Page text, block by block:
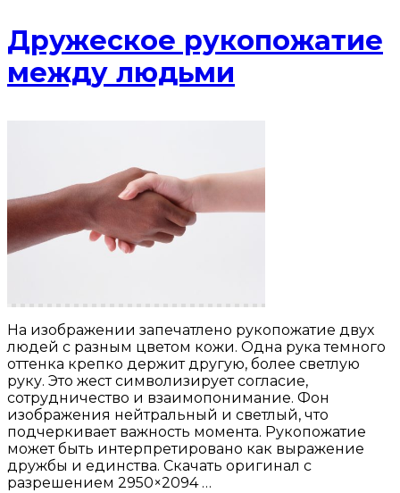
Дружеское рукопожатие
между людьми
На изображении запечатлено рукопожатие двух
людей с разным цветом кожи. Одна рука темного
оттенка крепко держит другую, более светлую
руку. Это жест символизирует согласие,
сотрудничество и взаимопонимание. Фон
изображения нейтральный и светлый, что
подчеркивает важность момента. Рукопожатие
может быть интерпретировано как выражение
дружбы и единства. Скачать оригинал с
разрешением 2950×2094 …